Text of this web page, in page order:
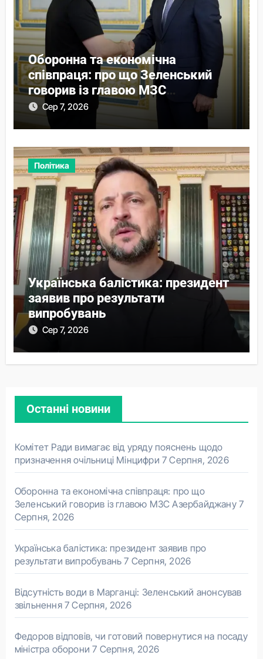
Оборонна та економічна
співпраця: про що Зеленський
говорив із главою МЗС
Азербайджану
Сер 7, 2026
Політика
Українська балістика: президент
заявив про результати
випробувань
Сер 7, 2026
Останні новини
Комітет Ради вимагає від уряду пояснень щодо
призначення очільниці Мінцифри 7 Серпня, 2026
Оборонна та економічна співпраця: про що
Зеленський говорив із главою МЗС Азербайджану 7
Серпня, 2026
Українська балістика: президент заявив про
результати випробувань 7 Серпня, 2026
Відсутність води в Марганці: Зеленський анонсував
звільнення 7 Серпня, 2026
Федоров відповів, чи готовий повернутися на посаду
міністра оборони 7 Серпня, 2026